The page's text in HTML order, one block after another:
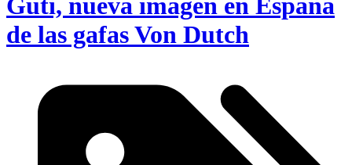
de las gafas Von Dutch